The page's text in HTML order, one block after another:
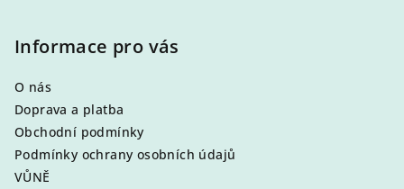
Informace pro vás
O nás
Doprava a platba
Obchodní podmínky
Podmínky ochrany osobních údajů
VŮNĚ